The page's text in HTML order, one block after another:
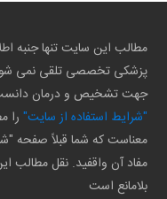
مطالب این سایت تنها جنبه
پزشکی تخصصی تلقی نمی شوند
جهت تشخیص و درمان
"شرایط استفاده از سایت" را
معناست که شما قبلاً صفحه
مفاد آن واقفید. نقل مطالب
بلامانع است